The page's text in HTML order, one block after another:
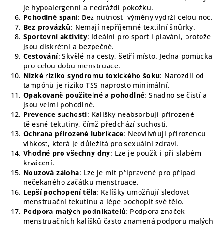
je hypoalergenní a nedráždí pokožku.
Pohodlné spaní: Bez nutnosti výměny vydrží celou noc.
Bez provázků: Nemají nepříjemné textilní šnůrky.
Sportovní aktivity: Ideální pro sport i plavání, protože
jsou diskrétní a bezpečné.
Cestování: Skvělé na cesty, šetří místo. Jedna pomůcka
pro celou dobu menstruace.
Nízké riziko syndromu toxického šoku: Narozdíl od
tampónů je riziko TSS naprosto minimální.
Opakovaně použitelné a pohodlné: Snadno se čistí a
jsou velmi pohodlné.
Prevence suchosti: Kalíšky neabsorbují přirozené
tělesné tekutiny, čímž předchází suchosti.
Ochrana přirozené lubrikace: Neovlivňují přirozenou
vlhkost, která je důležitá pro sexuální zdraví.
Vhodné pro všechny dny: Lze je použít i při slabém
krvácení.
Nouzová záloha: Lze je mít připravené pro případ
nečekaného začátku menstruace.
Lepší pochopení těla: Kalíšky umožňují sledovat
menstruační tekutinu a lépe pochopit své tělo.
Podpora malých podnikatelů: Podpora značek
menstruačních kalíšků často znamená podporu malých